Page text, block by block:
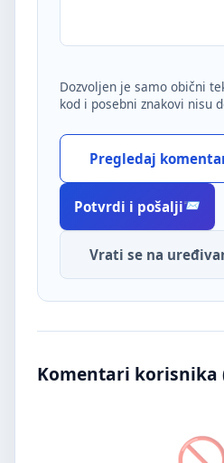
Dozvoljen je samo obični
kod i posebni znakovi nisu
Pregledaj
Potvrdi i pošalji
Vrati se na
Komentari korisnika